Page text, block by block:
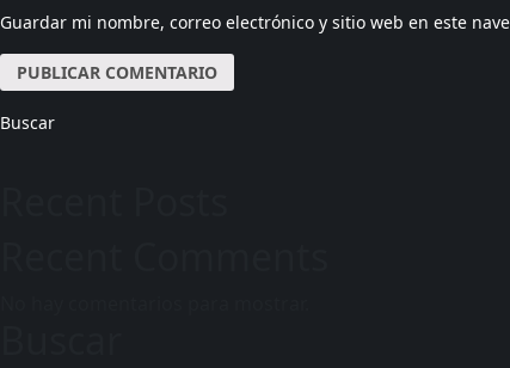
Guardar mi nombre, correo electrónico y sitio web en este
Buscar